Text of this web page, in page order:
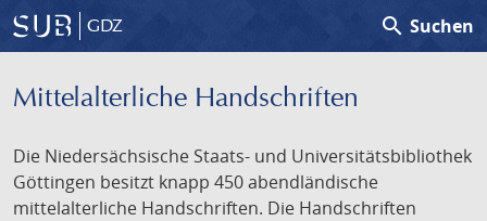
GDZ search Suchen
Mittelalterliche Handschriften
Die Niedersächsische Staats- und Universitätsbibliothek
Göttingen besitzt knapp 450 abendländische
mittelalterliche Handschriften. Die Handschriften